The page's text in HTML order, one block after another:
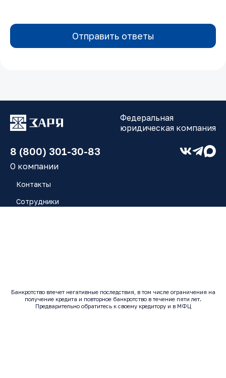
Отправить ответы
Федеральная
юридическая компания
8 (800) 301-30-83
О компании
Контакты
Сотрудники
© 2017 - 2026 | Все права защищены
Исполнитель: ООО "ЮК ЗАРЯ" ОГРН: 1246300014443 |
Банкротство влечет негативные последствия, в том числе ограничения на
получение кредита и повторное банкротство в течение пяти лет.
Предварительно обратитесь к своему кредитору и в МФЦ